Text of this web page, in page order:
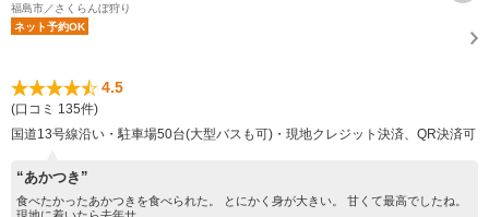
福島市／さくらんぼ狩り
ネット予約OK
4.5
(口コミ 135件)
国道13号線沿い・駐車場50台(大型バスも可)・現地クレジット決済、QR決済可
“あかつき”
食べたかったあかつきを食べられた。 とにかく身が大きい。 甘くて最高でしたね。